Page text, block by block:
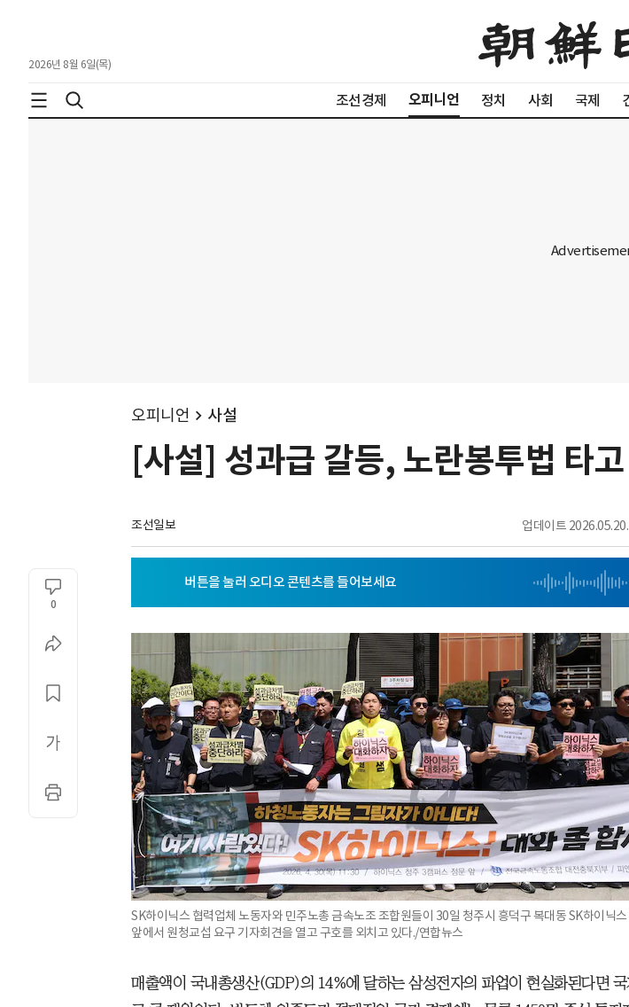
2026년 8월 6일(목)
조선경제 오피니언 정치 사회 국제
오피니언 사설
[사설] 성과급 갈등, 노란봉투법 타
조선일보 업데이트
0
SK하이닉스 협력업체 노동자와 민주노총 금속노조 조합원들이 30일 청주시 흥덕구 복대동 SK하이닉
앞에서 원청교섭 요구 기자회견을 열고 구호를 외치고 있다./연합뉴스
매출액이 국내총생산(GDP)의 14%에 달하는 삼성전자의 파업이 현실화된다면 국